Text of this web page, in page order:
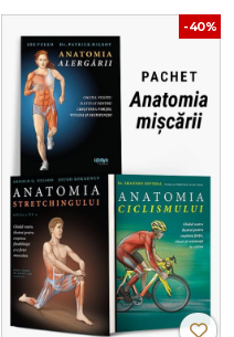
-40%